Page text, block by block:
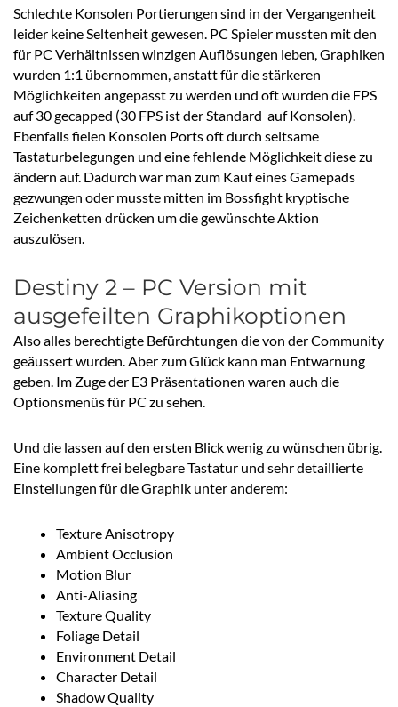
Schlechte Konsolen Portierungen sind in der Vergangenheit
leider keine Seltenheit gewesen. PC Spieler mussten mit den
für PC Verhältnissen winzigen Auflösungen leben, Graphiken
wurden 1:1 übernommen, anstatt für die stärkeren
Möglichkeiten angepasst zu werden und oft wurden die FPS
auf 30 gecapped (30 FPS ist der Standard auf Konsolen).
Ebenfalls fielen Konsolen Ports oft durch seltsame
Tastaturbelegungen und eine fehlende Möglichkeit diese zu
ändern auf. Dadurch war man zum Kauf eines Gamepads
gezwungen oder musste mitten im Bossfight kryptische
Zeichenketten drücken um die gewünschte Aktion
auszulösen.
Destiny 2 – PC Version mit
ausgefeilten Graphikoptionen
Also alles berechtigte Befürchtungen die von der Community
geäussert wurden. Aber zum Glück kann man Entwarnung
geben. Im Zuge der E3 Präsentationen waren auch die
Optionsmenüs für PC zu sehen.
Und die lassen auf den ersten Blick wenig zu wünschen übrig.
Eine komplett frei belegbare Tastatur und sehr detaillierte
Einstellungen für die Graphik unter anderem:
Texture Anisotropy
Ambient Occlusion
Motion Blur
Anti-Aliasing
Texture Quality
Foliage Detail
Environment Detail
Character Detail
Shadow Quality